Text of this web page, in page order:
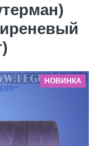
НОВИНКА